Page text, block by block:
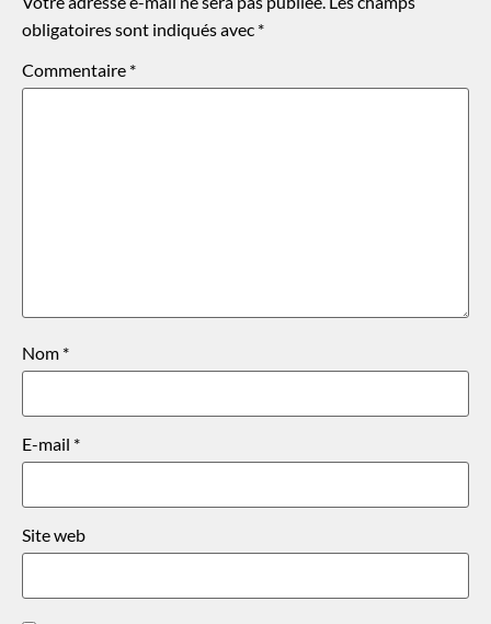
obligatoires sont indiqués avec *
Commentaire *
Nom *
E-mail *
Site web